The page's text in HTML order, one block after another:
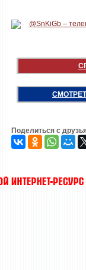
Поделиться с